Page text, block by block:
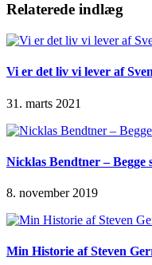
Relaterede indlæg
Vi er det liv vi lever af
31. marts 2021
Nicklas Bendtner – Begge
8. november 2019
Min Historie af Steven